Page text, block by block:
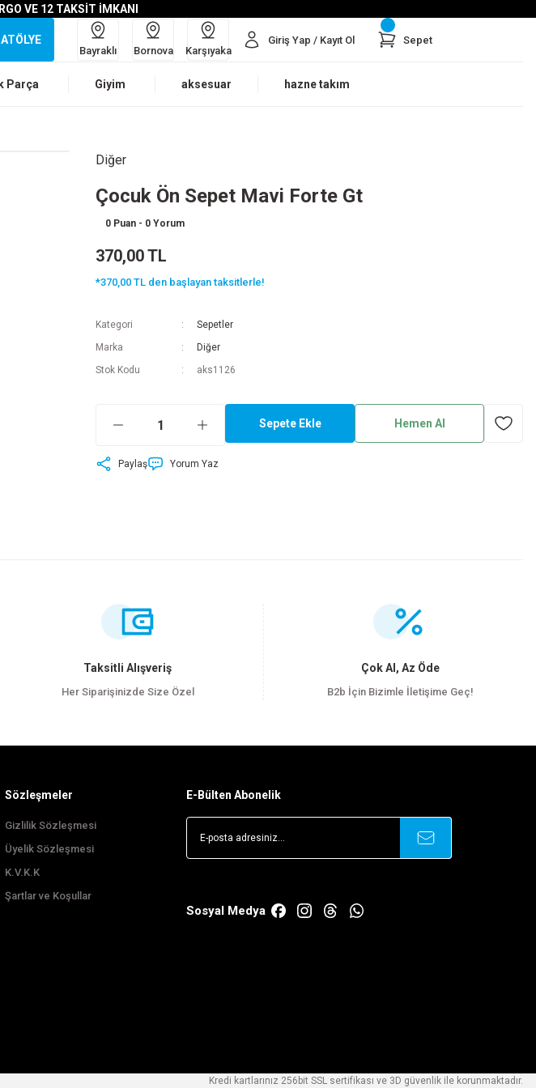
VE 12 TAKSİT İMKANI
ATÖLYE
Bayraklı Bornova Karşıyaka
Giriş Yap / Kayıt Ol Sepet
Parça Giyim aksesuar hazne takım
Diğer
Çocuk Ön Sepet Mavi Forte Gt
0 Puan - 0 Yorum
370,00 TL
*370,00 TL den başlayan taksitlerle!
Kategori
Sepetler
Marka
Diğer
Stok Kodu
aks1126
Sepete Ekle Hemen Al
Paylaş Yorum Yaz
Taksitli Alışveriş
Her Siparişinizde Size Özel
Çok Al, Az Öde
B2b İçin Bizimle İletişime Geç!
Sözleşmeler
Gizlilik Sözleşmesi
Üyelik Sözleşmesi
K.V.K.K
Şartlar ve Koşullar
E-Bülten Abonelik
Sosyal Medya
Kredi kartlarınız 256bit SSL sertifikası ve 3D güvenlik ile korunmaktadır.